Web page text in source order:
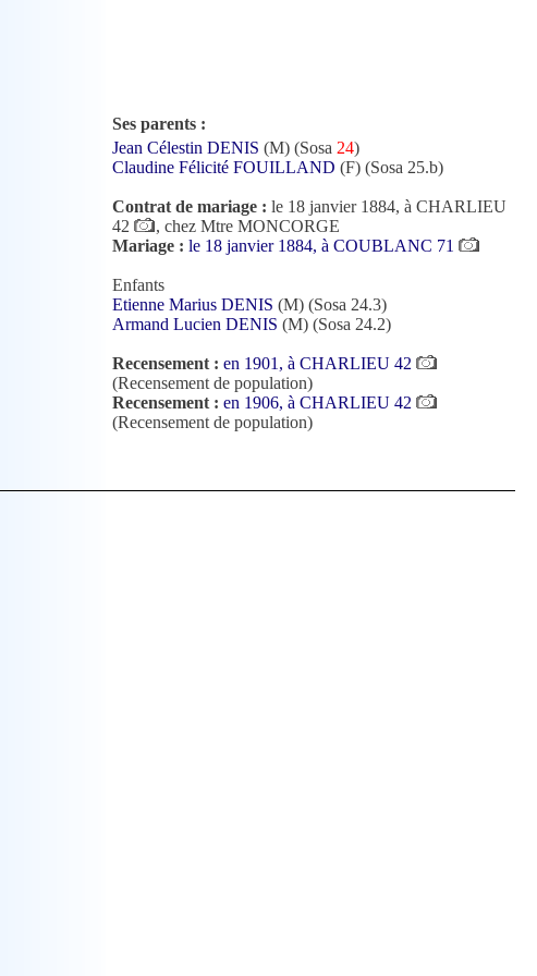
Ses parents :
Jean Célestin DENIS (M) (Sosa 24)
Claudine Félicité FOUILLAND (F) (Sosa 25.b)
Contrat de mariage : le 18 janvier 1884, à CHARLIEU
42
, chez Mtre MONCORGE
Mariage : le 18 janvier 1884, à COUBLANC 71
Enfants
Etienne Marius DENIS (M) (Sosa 24.3)
Armand Lucien DENIS (M) (Sosa 24.2)
Recensement : en 1901, à CHARLIEU 42
(Recensement de population)
Recensement : en 1906, à CHARLIEU 42
(Recensement de population)